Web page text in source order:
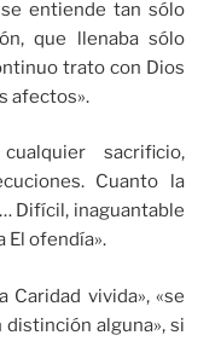
entiende tan sólo
que llenaba sólo
trato con Dios
afectos».
sacrificio,
Cuanto la
Difícil, inaguantable
El ofendía».
Caridad vivida», «se
alguna», si